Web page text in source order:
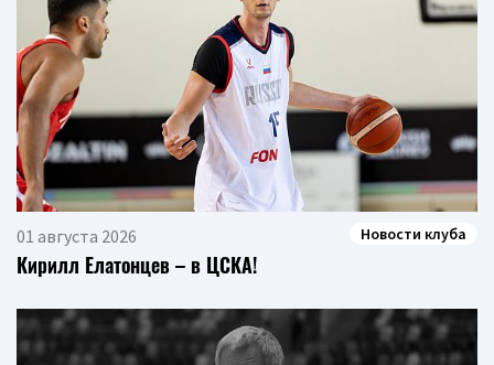
01 августа 2026 Новости клуба
Кирилл Елатонцев – в ЦСКА!